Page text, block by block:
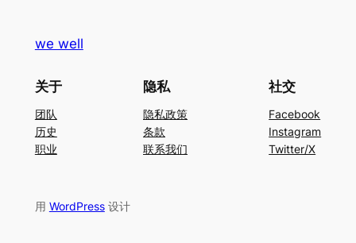
we well
关于
团队
历史
职业
隐私
隐私政策
条款
联系我们
社交
Facebook
Instagram
Twitter/X
用 WordPress设计